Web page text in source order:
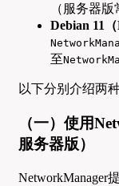
（服务器版
Debian 11
至
以下分别介绍两
（一）使用
服务器版）
NetworkManager